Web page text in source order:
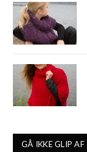
GÅ IKKE GLIP AF